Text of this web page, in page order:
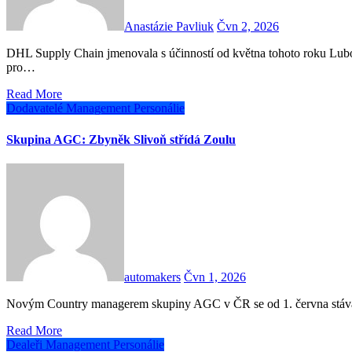
Anastázie Pavliuk Čvn 2, 2026
DHL Supply Chain jmenovala s účinností od května tohoto roku Lubomíra Sasaráka do funkce vedoucího dopravních operací
pro…
Read More
Dodavatelé Management Personálie
Skupina AGC: Zbyněk Slivoň střídá Zoulu
automakers Čvn 1, 2026
Novým Country managerem skupiny AGC v ČR se od 1. června
Read More
Dealeři Management Personálie